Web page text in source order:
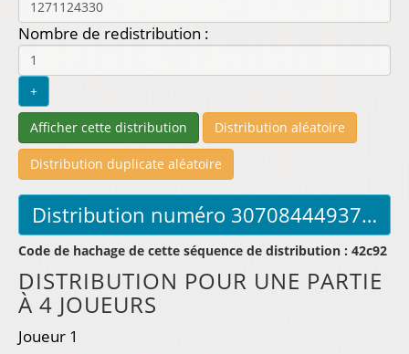
Nombre de redistribution :
Code de hachage de cette séquence de distribution : 42c92
DISTRIBUTION POUR UNE PARTIE
À 4 JOUEURS
Joueur 1